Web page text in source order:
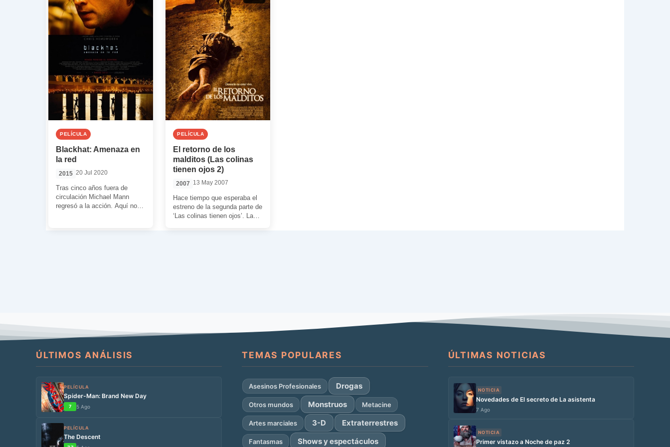
PELÍCULA
Blackhat: Amenaza en
la red
2015 20 Jul 2020
Tras cinco años fuera de
circulación Michael Mann
regresó a la acción. Aquí nos
PELÍCULA
El retorno de los
malditos (Las colinas
tienen ojos 2)
2007 13 May 2007
Hace tiempo que esperaba el
estreno de la segunda parte de
‘Las colinas tienen ojos’. La
ÚLTIMOS ANÁLISIS
PELÍCULA
Spider-Man: Brand New Day
7 5 Ago
PELÍCULA
The Descent
TEMAS POPULARES
Asesinos Profesionales Drogas
Otros mundos Monstruos Metacine
Artes marciales 3-D Extraterrestres
Fantasmas Shows y espectáculos
ÚLTIMAS NOTICIAS
NOTICIA
Novedades de El secreto de La asistenta
7 Ago
NOTICIA
Primer vistazo a Noche de paz 2